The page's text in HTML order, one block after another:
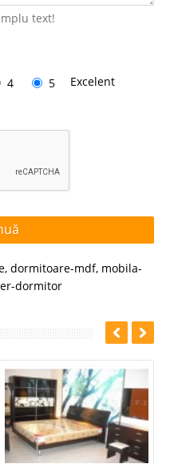
text!
4 5 Excelent
, dormitoare-mdf, mobila-
dormitor